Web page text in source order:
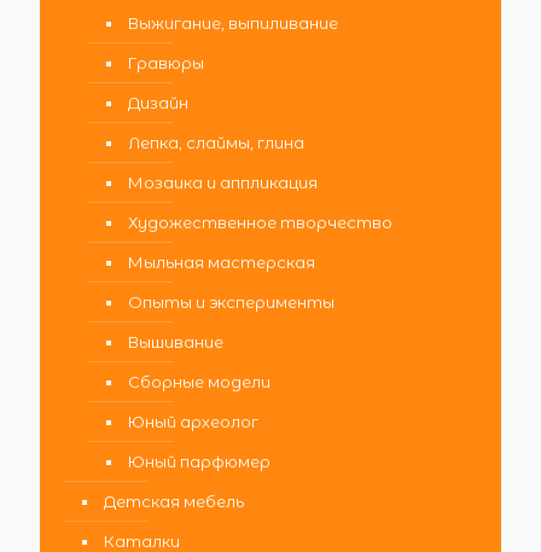
Выжигание, выпиливание
Гравюры
Дизайн
Лепка, слаймы, глина
Мозаика и аппликация
Художественное творчество
Мыльная мастерская
Опыты и эксперименты
Вышивание
Сборные модели
Юный археолог
Юный парфюмер
Детская мебель
Каталки